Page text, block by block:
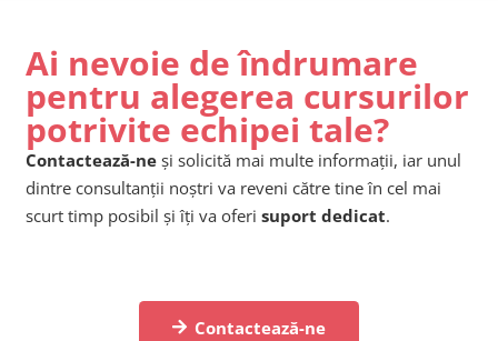
Ai nevoie de îndrumare
pentru alegerea cursurilor
potrivite echipei tale?
Contactează-ne și solicită mai multe informații, iar unul
dintre consultanții noștri va reveni către tine în cel mai
scurt timp posibil și îți va oferi suport dedicat.
Contactează-ne